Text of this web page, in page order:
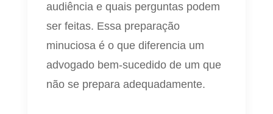
audiência e quais perguntas podem
ser feitas. Essa preparação
minuciosa é o que diferencia um
advogado bem-sucedido de um que
não se prepara adequadamente.